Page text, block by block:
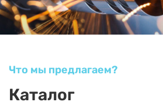
Что мы предлагаем?
Каталог